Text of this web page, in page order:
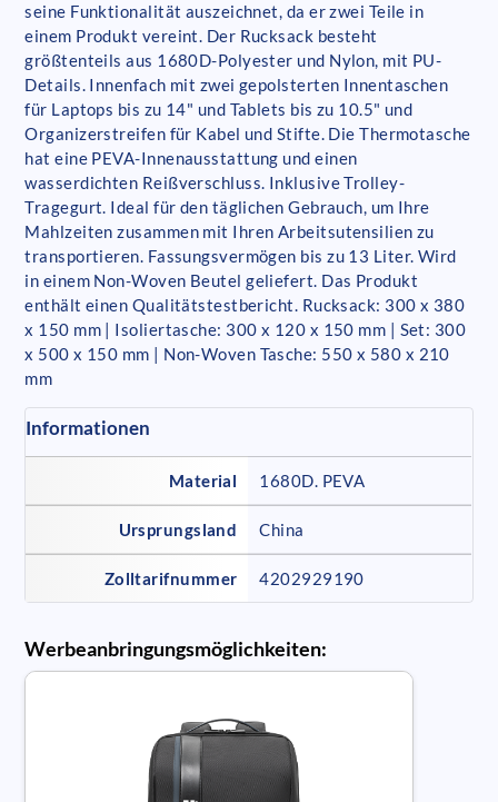
seine Funktionalität auszeichnet, da er zwei Teile in
einem Produkt vereint. Der Rucksack besteht
größtenteils aus 1680D-Polyester und Nylon, mit PU-
Details. Innenfach mit zwei gepolsterten Innentaschen
für Laptops bis zu 14" und Tablets bis zu 10.5" und
Organizerstreifen für Kabel und Stifte. Die Thermotasche
hat eine PEVA-Innenausstattung und einen
wasserdichten Reißverschluss. Inklusive Trolley-
Tragegurt. Ideal für den täglichen Gebrauch, um Ihre
Mahlzeiten zusammen mit Ihren Arbeitsutensilien zu
transportieren. Fassungsvermögen bis zu 13 Liter. Wird
in einem Non-Woven Beutel geliefert. Das Produkt
enthält einen Qualitätstestbericht. Rucksack: 300 x 380
x 150 mm | Isoliertasche: 300 x 120 x 150 mm | Set: 300
x 500 x 150 mm | Non-Woven Tasche: 550 x 580 x 210
mm
Informationen
Material 1680D. PEVA
Ursprungsland China
Zolltarifnummer 4202929190
Werbeanbringungsmöglichkeiten: